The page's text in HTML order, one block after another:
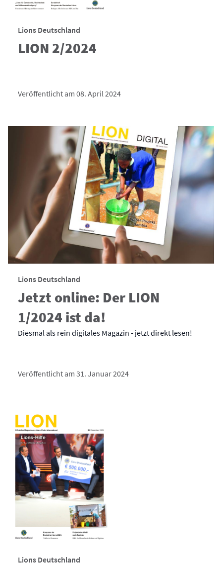
Lions Deutschland
LION 2/2024
Veröffentlicht am 08. April 2024
Lions Deutschland
Jetzt online: Der LION
1/2024 ist da!
Diesmal als rein digitales Magazin - jetzt direkt lesen!
Veröffentlicht am 31. Januar 2024
Lions Deutschland